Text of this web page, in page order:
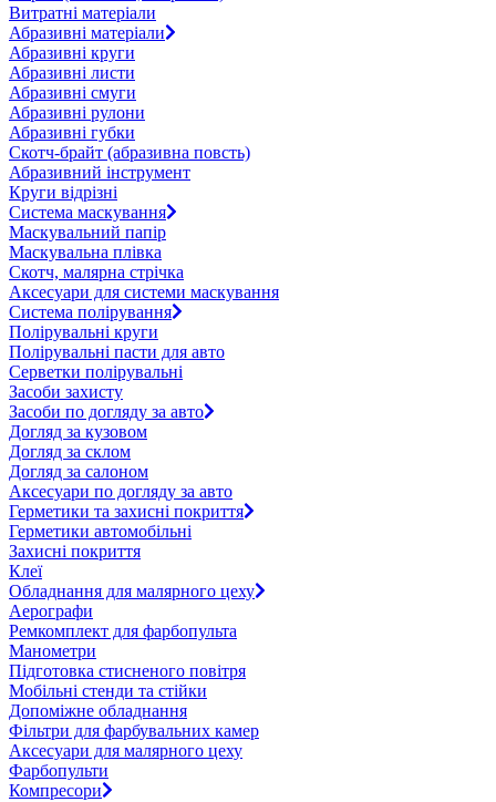
Витратні матеріали
Абразивні матеріали
Абразивні круги
Абразивні листи
Абразивні смуги
Абразивні рулони
Абразивні губки
Скотч-брайт (абразивна повсть)
Абразивний інструмент
Круги відрізні
Система маскування
Маскувальний папір
Маскувальна плівка
Скотч, малярна стрічка
Аксесуари для системи маскування
Система полірування
Полірувальні круги
Полірувальні пасти для авто
Серветки полірувальні
Засоби захисту
Засоби по догляду за авто
Догляд за кузовом
Догляд за склом
Догляд за салоном
Аксесуари по догляду за авто
Герметики та захисні покриття
Герметики автомобільні
Захисні покриття
Клеї
Обладнання для малярного цеху
Аерографи
Ремкомплект для фарбопульта
Манометри
Підготовка стисненого повітря
Мобільні стенди та стійки
Допоміжне обладнання
Фільтри для фарбувальних камер
Аксесуари для малярного цеху
Фарбопульти
Компресори